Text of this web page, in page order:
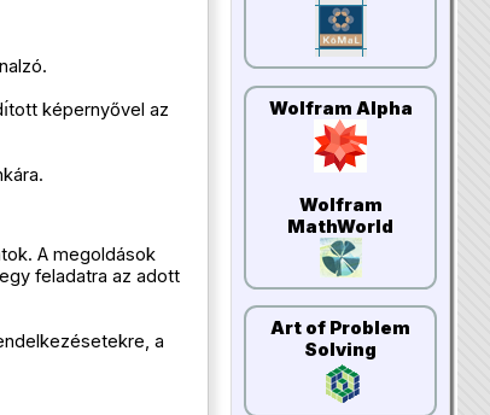
képernyővel az
A megoldások
feladatra az adott
a
Wolfram Alpha
Wolfram
MathWorld
Art of Problem
Solving